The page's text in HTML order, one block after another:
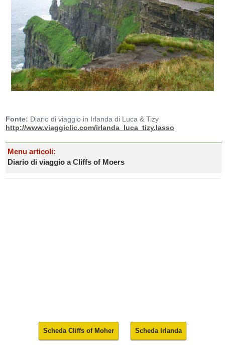
Fonte: Diario di viaggio in Irlanda di Luca & Tizy
http://www.viaggiclic.com/irlanda_luca_tizy.lasso
Menu articoli:
Diario di viaggio a Cliffs of Moers
Scheda Cliffs of Moher Scheda Irlanda